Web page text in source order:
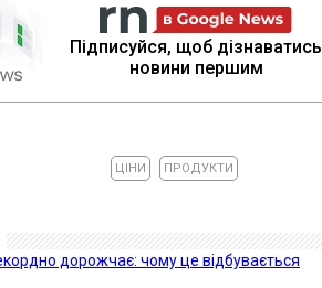
Підписуйся, щоб дізнаватись
новини першим
ЦІНИ ПРОДУКТИ
дорожчає: чому це відбувається